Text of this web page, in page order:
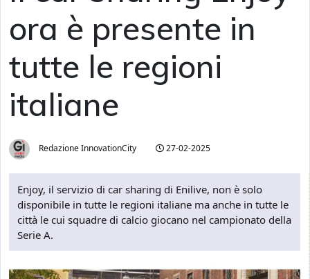
ora è presente in
tutte le regioni
italiane
Redazione InnovationCity 27-02-2025
Enjoy, il servizio di car sharing di Enilive, non è solo
disponibile in tutte le regioni italiane ma anche in tutte le
città le cui squadre di calcio giocano nel campionato della
Serie A.